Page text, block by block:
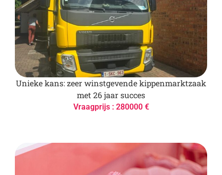
Unieke kans: zeer winstgevende kippenmarktzaak
met 26 jaar succes
Vraagprijs : 280000 €